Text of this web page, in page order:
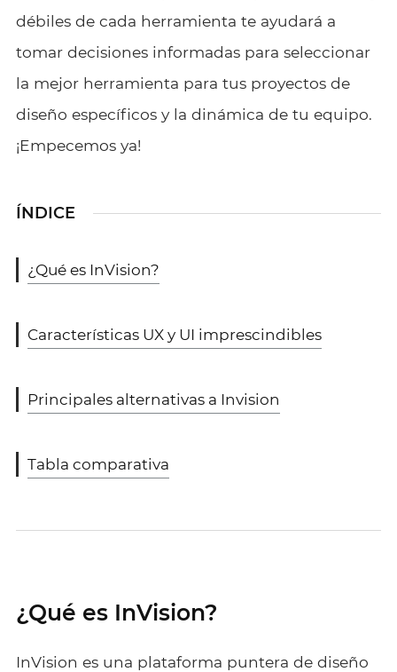
débiles de cada herramienta te ayudará a
tomar decisiones informadas para seleccionar
la mejor herramienta para tus proyectos de
diseño específicos y la dinámica de tu equipo.
¡Empecemos ya!
ÍNDICE
¿Qué es InVision?
Características UX y UI imprescindibles
Principales alternativas a Invision
Tabla comparativa
¿Qué es InVision?
InVision es una plataforma puntera de diseño